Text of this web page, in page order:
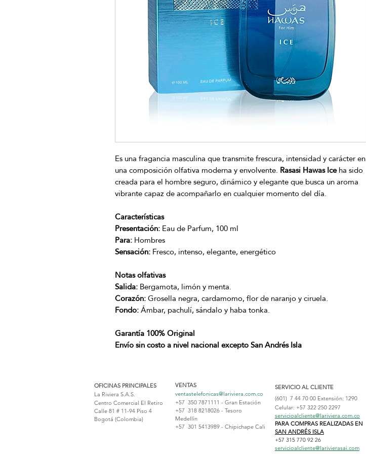
Es una fragancia masculina que transmite frescura, intensidad y carácter en
una composición olfativa moderna y envolvente. Rasasi Hawas Iceha sido
creada para el hombre seguro, dinámico y elegante que busca un aroma
vibrante capaz de acompañarlo en cualquier momento del día.
Características
Presentación:Eau de Parfum, 100 ml
Para:Hombres
Sensación:Fresco, intenso, elegante, energético
Notas olfativas
Salida:Bergamota, limón y menta.
Corazón:Grosella negra, cardamomo, flor de naranjo y ciruela.
Fondo:Ámbar, pachulí, sándalo y haba tonka.
Garantía 100% Original
Envío sin costo a nivel nacional excepto San Andrés Isla
OFICINAS PRINCIPALES
La Riviera S.A.S.
Centro Comercial El Retiro
Calle 81 # 11-94 Piso 4
Bogotá (Colombia)
VENTAS
ventastelefonicas@lariviera.com.co
+57 350 7871111 - Gran Estación
+57 318 8218026 - Tesoro
Medellín
+57 301 5413989 - Chipichape Cali
SERVICIO AL CLIENTE
(601) 7 44 70 00 Extensión: 1290
Celular: +57 322 250 2297
servicioalcliente@lariviera.com.co
PARA COMPRAS REALIZADAS EN
SAN ANDRÉS ISLA
+57 315 770 92 26
servicioalcliente@larivierasai.com